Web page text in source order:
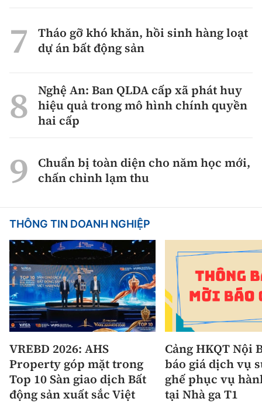
Tháo gỡ khó khăn, hồi sinh hàng loạt
dự án bất động sản
Nghệ An: Ban QLDA cấp xã phát huy
hiệu quả trong mô hình chính quyền
hai cấp
Chuẩn bị toàn diện cho năm học mới,
chấn chỉnh lạm thu
THÔNG TIN DOANH NGHIỆP
VREBD 2026: AHS
Property góp mặt trong
Top 10 Sàn giao dịch Bất
động sản xuất sắc Việt
Cảng HKQT Nội
báo giá dịch vụ
ghế phục vụ
tại Nhà ga T1